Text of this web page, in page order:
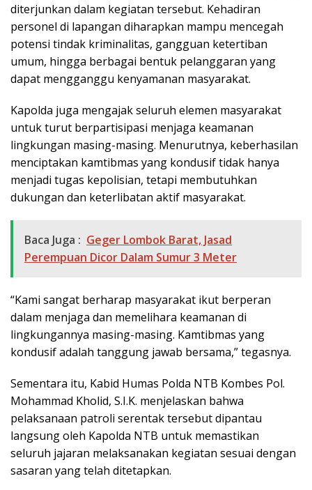
diterjunkan dalam kegiatan tersebut. Kehadiran
personel di lapangan diharapkan mampu mencegah
potensi tindak kriminalitas, gangguan ketertiban
umum, hingga berbagai bentuk pelanggaran yang
dapat mengganggu kenyamanan masyarakat.
Kapolda juga mengajak seluruh elemen masyarakat
untuk turut berpartisipasi menjaga keamanan
lingkungan masing-masing. Menurutnya, keberhasilan
menciptakan kamtibmas yang kondusif tidak hanya
menjadi tugas kepolisian, tetapi membutuhkan
dukungan dan keterlibatan aktif masyarakat.
Baca Juga : Geger Lombok Barat, Jasad
Perempuan Dicor Dalam Sumur 3 Meter
“Kami sangat berharap masyarakat ikut berperan
dalam menjaga dan memelihara keamanan di
lingkungannya masing-masing. Kamtibmas yang
kondusif adalah tanggung jawab bersama,” tegasnya.
Sementara itu, Kabid Humas Polda NTB Kombes Pol.
Mohammad Kholid, S.I.K. menjelaskan bahwa
pelaksanaan patroli serentak tersebut dipantau
langsung oleh Kapolda NTB untuk memastikan
seluruh jajaran melaksanakan kegiatan sesuai dengan
sasaran yang telah ditetapkan.